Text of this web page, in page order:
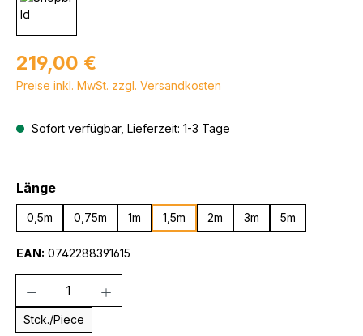
Regulärer Preis:
219,00 €
Preise inkl. MwSt. zzgl. Versandkosten
Sofort verfügbar, Lieferzeit: 1-3 Tage
Längeauswählen
0,5m 0,75m 1m 1,5m 2m 3m 5m
EAN: 0742288391615
Stck./Piece